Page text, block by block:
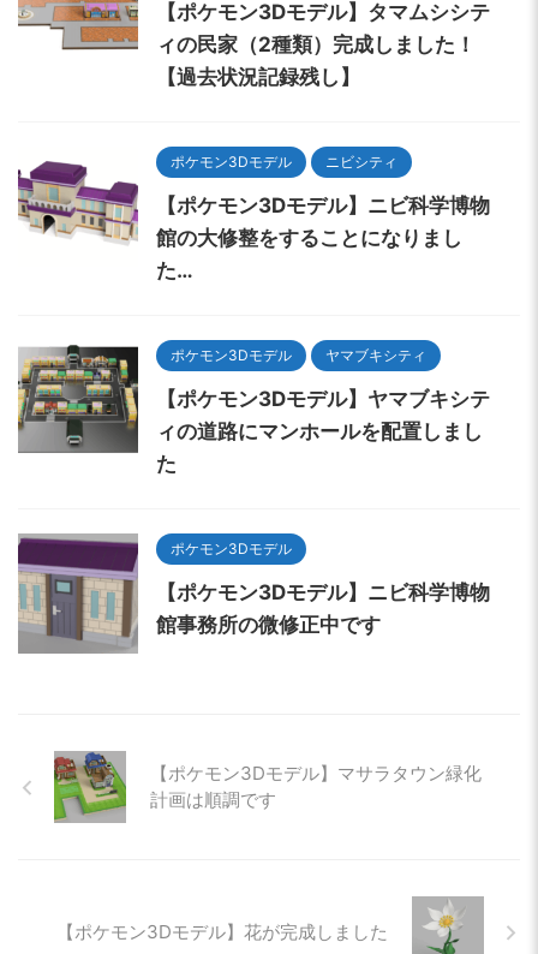
【ポケモン3Dモデル】タマムシシテ
ィの民家（2種類）完成しました！
【過去状況記録残し】
ポケモン3Dモデル ニビシティ
【ポケモン3Dモデル】ニビ科学博物
館の大修整をすることになりまし
た…
ポケモン3Dモデル ヤマブキシティ
【ポケモン3Dモデル】ヤマブキシテ
ィの道路にマンホールを配置しまし
た
ポケモン3Dモデル
【ポケモン3Dモデル】ニビ科学博物
館事務所の微修正中です
【ポケモン3Dモデル】マサラタウン緑化
計画は順調です
【ポケモン3Dモデル】花が完成しました